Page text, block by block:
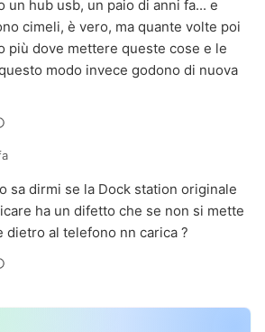
un hub usb, un paio di anni fa... e
cimeli, è vero, ma quante volte poi
più dove mettere queste cose e le
modo invece godono di nuova
sa dirmi se la Dock station originale
ha un difetto che se non si mette
dietro al telefono nn carica ?